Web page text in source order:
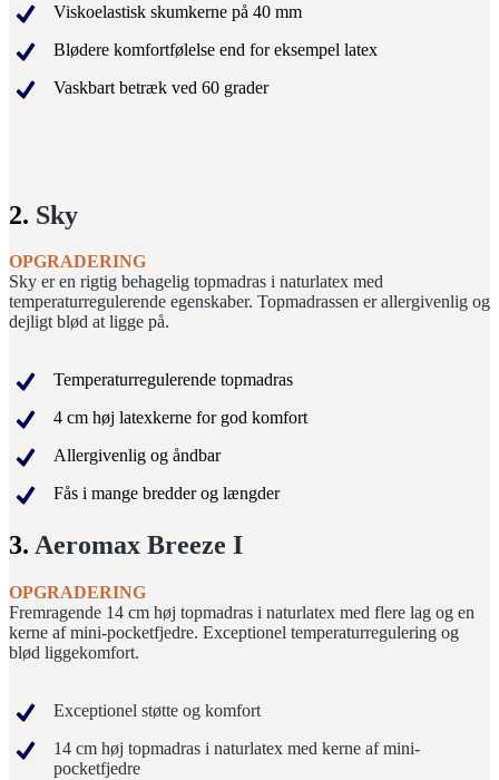
Viskoelastisk skumkerne på 40 mm
Blødere komfortfølelse end for eksempel latex
Vaskbart betræk ved 60 grader
2. Sky
OPGRADERING
Sky er en rigtig behagelig topmadras i naturlatex med
temperaturregulerende egenskaber. Topmadrassen er allergivenlig og
dejligt blød at ligge på.
Temperaturregulerende topmadras
4 cm høj latexkerne for god komfort
Allergivenlig og åndbar
Fås i mange bredder og længder
3. Aeromax Breeze I
OPGRADERING
Fremragende 14 cm høj topmadras i naturlatex med flere lag og en
kerne af mini-pocketfjedre. Exceptionel temperaturregulering og
blød liggekomfort.
Exceptionel støtte og komfort
14 cm høj topmadras i naturlatex med kerne af mini-
pocketfjedre